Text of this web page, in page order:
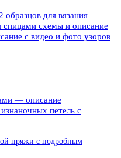
для вязания
спицами схемы и описание
с видео и фото узоров
— описание
петель с
пряжи с подробным